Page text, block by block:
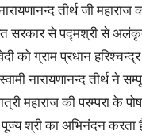
तीर्थ जी महाराज
से पद्मश्री से अलंकृत
को ग्राम प्रधान
नारायणानन्द तीर्थ ने
महाराज की परम्परा के
पूज्य श्री का अभिनंदन करता